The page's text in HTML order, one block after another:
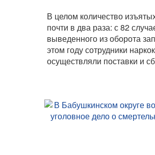
В целом количество
почти в два раза: с 82
выведенного из оборота
этом году сотрудники
осуществляли поставки и